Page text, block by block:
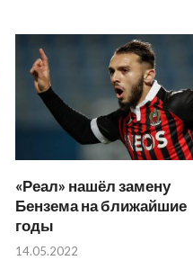
«Реал» нашёл замену
Бензема на ближайшие
годы
14.05.2022